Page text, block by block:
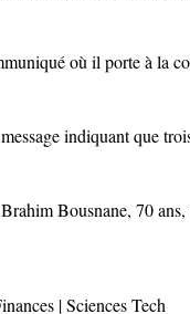
où il porte à la
indiquant que
Bousnane, 70 ans,
|Sciences Tech